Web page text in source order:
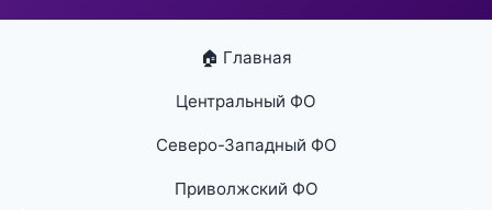
🏠 Главная
Центральный ФО
Северо-Западный ФО
Приволжский ФО